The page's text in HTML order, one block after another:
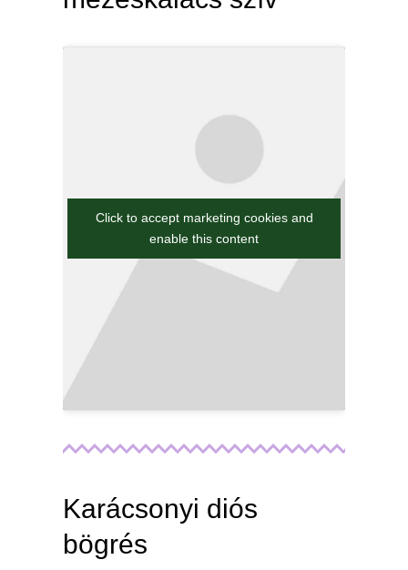
Click to accept marketing cookies and
enable this content
Karácsonyi diós
bögrés